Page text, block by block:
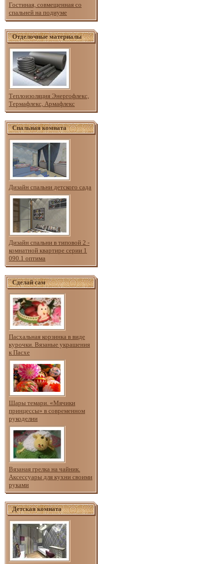
Гостиная, совмещенная со
спальней на подиуме
Отделочные материалы
Теплоизоляция Энергофлекс,
Термафлекс, Армафлекс
Спальная комната
Дизайн спальни детского сада
Дизайн спальни в типовой 2 -
комнатной квартире серии 1
090.1 оптима
Сделай сам
Пасхальная корзинка в виде
курочки. Вязаные украшения
к Пасхе
Шары темари. «Мячики
принцессы» в современном
рукоделии
Вязаная грелка на чайник.
Аксессуары для кухни своими
руками
Детская комната